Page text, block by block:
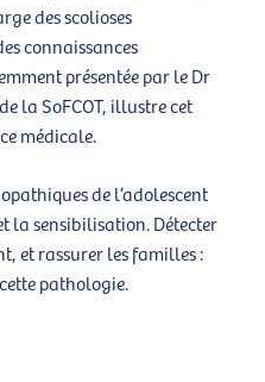
des scolioses
connaissances
présentée par le Dr
la SoFCOT, illustre cet
médicale.
de l’adolescent
la sensibilisation. Détecter
et rassurer les familles :
pathologie.